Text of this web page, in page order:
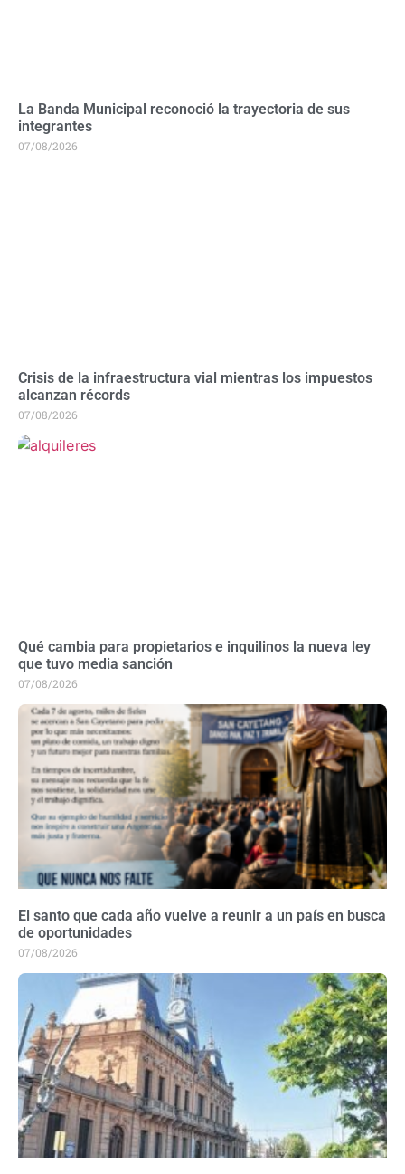
La Banda Municipal reconoció la trayectoria de sus
integrantes
07/08/2026
Crisis de la infraestructura vial mientras los impuestos
alcanzan récords
07/08/2026
Qué cambia para propietarios e inquilinos la nueva ley
que tuvo media sanción
07/08/2026
El santo que cada año vuelve a reunir a un país en busca
de oportunidades
07/08/2026